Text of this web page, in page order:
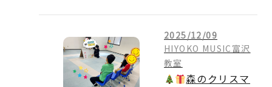
2025/12/09
HIYOKO MUSIC富沢
教室
森のクリスマ